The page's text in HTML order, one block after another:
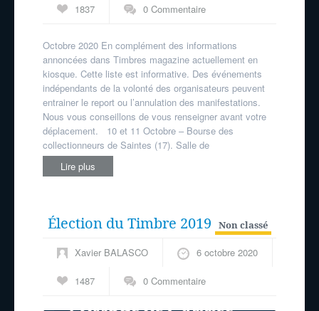
1837 0 Commentaire
Octobre 2020 En complément des informations
annoncées dans Timbres magazine actuellement en
kiosque. Cette liste est informative. Des événements
indépendants de la volonté des organisateurs peuvent
entrainer le report ou l’annulation des manifestations.
Nous vous conseillons de vous renseigner avant votre
déplacement. 10 et 11 Octobre – Bourse des
collectionneurs de Saintes (17). Salle de
Lire plus
Élection du Timbre 2019 Non classé
Xavier BALASCO 6 octobre 2020
1487 0 Commentaire